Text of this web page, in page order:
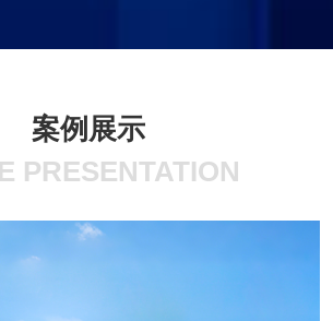
案例展示
PRESENTATION